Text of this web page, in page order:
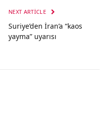
NEXT ARTICLE
Suriye’den İran’a “kaos
yayma” uyarısı